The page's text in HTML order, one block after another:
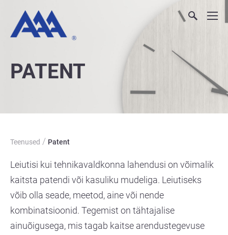
PATENT
Teenused / Patent
Leiutisi kui tehnikavaldkonna lahendusi on võimalik
kaitsta patendi või kasuliku mudeliga. Leiutiseks
võib olla seade, meetod, aine või nende
kombinatsioonid. Tegemist on tähtajalise
ainuõigusega, mis tagab kaitse arendustegevuse